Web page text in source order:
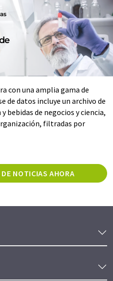
con una amplia gama de
de datos incluye un archivo de
bebidas de negocios y ciencia,
filtradas por
NOTICIAS AHORA